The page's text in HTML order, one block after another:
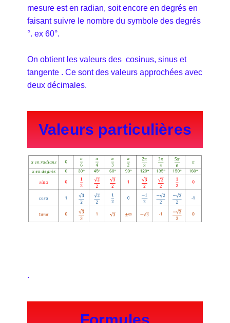
mesure est en radian, soit encore en degrés en
faisant suivre le nombre du symbole des degrés
°. ex 60°.
On obtient les valeurs des cosinus, sinus et
tangente . Ce sont des valeurs approchées avec
deux décimales.
Valeurs particulières
.
Formules